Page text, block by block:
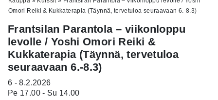
Omori Reiki & Kukkaterapia (Täynnä, tervetuloa seuraavaan 6.-8.3)
Frantsilan Parantola – viikonloppu
levolle / Yoshi Omori Reiki &
Kukkaterapia (Täynnä, tervetuloa
seuraavaan 6.-8.3)
6 - 8.2.2026
Pe 17.00 - Su 14.00